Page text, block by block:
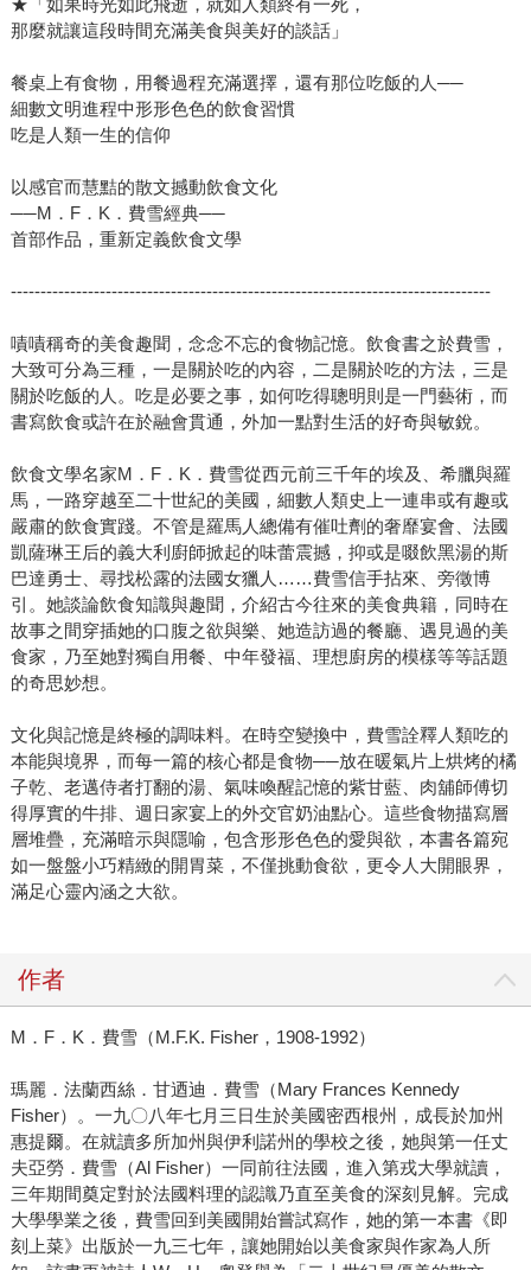
★「如果時光如此飛逝，就如人類終有一死，
那麼就讓這段時間充滿美食與美好的談話」
餐桌上有食物，用餐過程充滿選擇，還有那位吃飯的人──
細數文明進程中形形色色的飲食習慣
吃是人類一生的信仰
以感官而慧黠的散文撼動飲食文化
──M．F．K．費雪經典──
首部作品，重新定義飲食文學
---------------------------------------------------------------------------------
嘖嘖稱奇的美食趣聞，念念不忘的食物記憶。飲食書之於費雪，
大致可分為三種，一是關於吃的內容，二是關於吃的方法，三是
關於吃飯的人。吃是必要之事，如何吃得聰明則是一門藝術，而
書寫飲食或許在於融會貫通，外加一點對生活的好奇與敏銳。
飲食文學名家M．F．K．費雪從西元前三千年的埃及、希臘與羅
馬，一路穿越至二十世紀的美國，細數人類史上一連串或有趣或
嚴肅的飲食實踐。不管是羅馬人總備有催吐劑的奢靡宴會、法國
凱薩琳王后的義大利廚師掀起的味蕾震撼，抑或是啜飲黑湯的斯
巴達勇士、尋找松露的法國女獵人……費雪信手拈來、旁徵博
引。她談論飲食知識與趣聞，介紹古今往來的美食典籍，同時在
故事之間穿插她的口腹之欲與樂、她造訪過的餐廳、遇見過的美
食家，乃至她對獨自用餐、中年發福、理想廚房的模樣等等話題
的奇思妙想。
文化與記憶是終極的調味料。在時空變換中，費雪詮釋人類吃的
本能與境界，而每一篇的核心都是食物──放在暖氣片上烘烤的橘
子乾、老邁侍者打翻的湯、氣味喚醒記憶的紫甘藍、肉舖師傅切
得厚實的牛排、週日家宴上的外交官奶油點心。這些食物描寫層
層堆疊，充滿暗示與隱喻，包含形形色色的愛與欲，本書各篇宛
如一盤盤小巧精緻的開胃菜，不僅挑動食欲，更令人大開眼界，
滿足心靈內涵之大欲。
作者
M．F．K．費雪（M.F.K. Fisher，1908-1992）
瑪麗．法蘭西絲．甘迺迪．費雪（Mary Frances Kennedy
Fisher）。一九〇八年七月三日生於美國密西根州，成長於加州
惠提爾。在就讀多所加州與伊利諾州的學校之後，她與第一任丈
夫亞勞．費雪（Al Fisher）一同前往法國，進入第戎大學就讀，
三年期間奠定對於法國料理的認識乃直至美食的深刻見解。完成
大學學業之後，費雪回到美國開始嘗試寫作，她的第一本書《即
刻上菜》出版於一九三七年，讓她開始以美食家與作家為人所